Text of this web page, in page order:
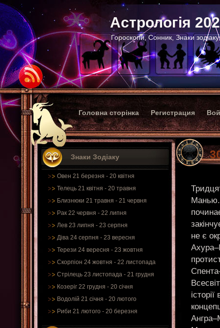
Астрологія
Гороскопи, Сонник, Знаки
Головна сторінка Регистрация
Знаки Зодіаку
Овен 21 березня - 20 квітня
Телець 21 квітня - 20 травня
Близнюки 21 травня - 21 червня
Рак 22 червня - 22 липня
Лев 23 липня - 23 серпня
Діва 24 серпня - 23 вересня
Терези 24 вересня - 23 жовтня
Скорпіон 24 жовтня - 22 листопада
Стрілець 23 листопада - 21 грудня
Козеріг 22 грудня - 20 січня
Водолій 21 січня - 20 лютого
Риби 21 лютого - 20 березня
Манью.
не є